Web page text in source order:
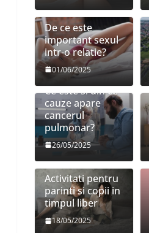
De ce este
important sexul
intr-o relatie?
01/06/2025
Ce este si din ce
cauze apare
cancerul
pulmonar?
26/05/2025
Activitati pentru
parinti si copii in
timpul liber
18/05/2025